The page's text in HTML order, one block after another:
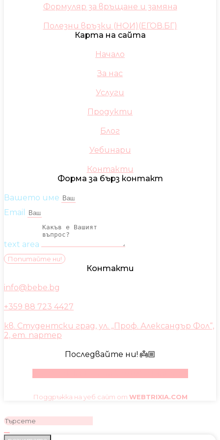
Формуляр за връщане и замяна
Полезни връзки (НОИ)(ЕГОВ.БГ)
Карта на сайта
Начало
За нас
Услуги
Продукти
Блог
Уебинари
Контакти
Форма за бърз контакт
Вашето име
Email
text area
Попитайте ни!
Контакти
info@bebe.bg
+359 88 723 4427
кв. Студентски град, ул. „Проф. Александър Фол“,
2, ет. партер
Последвайте ни! 👼🏼
Поддръжка на уеб сайт от WEBTRIXIA.COM